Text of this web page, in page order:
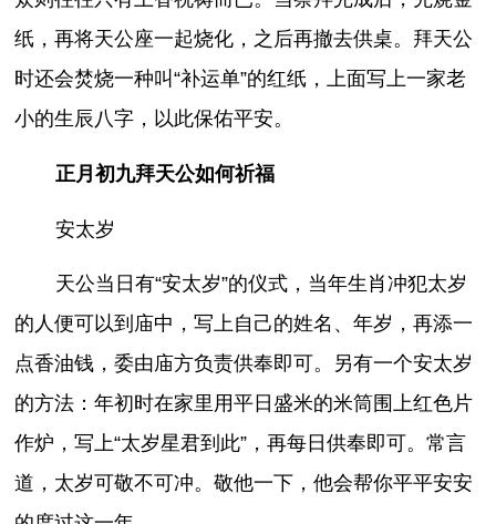
纸，再将天公座一起烧化，之后再撤去供桌。拜天公
时还会焚烧一种叫“补运单”的红纸，上面写上一家老
小的生辰八字，以此保佑平安。
正月初九拜天公如何祈福
安太岁
天公当日有“安太岁”的仪式，当年生肖冲犯太岁
的人便可以到庙中，写上自己的姓名、年岁，再添一
点香油钱，委由庙方负责供奉即可。另有一个安太岁
的方法：年初时在家里用平日盛米的米筒围上红色片
作炉，写上“太岁星君到此”，再每日供奉即可。常言
道，太岁可敬不可冲。敬他一下，他会帮你平平安安